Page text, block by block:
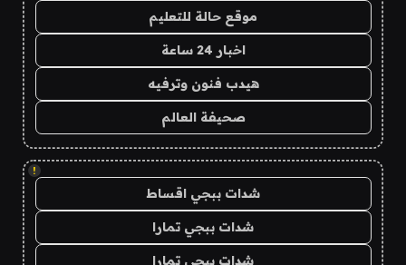
موقع حالة للتعليم
اخبار 24 ساعة
هيدب فنون وترفيه
صحيفة العالم
!
شدات ببجي اقساط
شدات ببجي تمارا
شدات ببجي تمارا